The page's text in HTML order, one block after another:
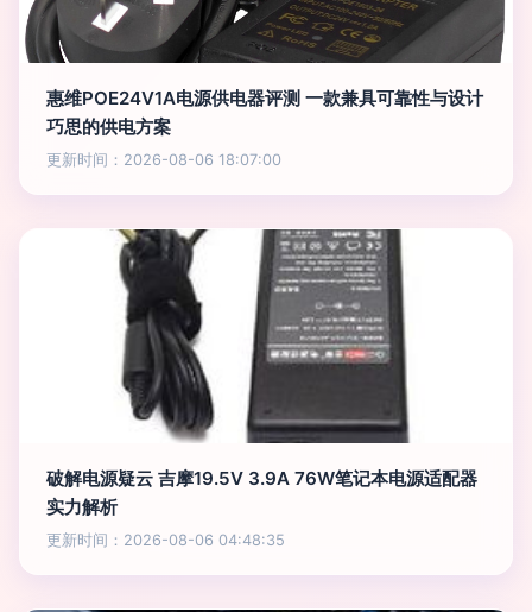
惠维POE24V1A电源供电器评测 一款兼具可靠性与设计
巧思的供电方案
更新时间：2026-08-06 18:07:00
破解电源疑云 吉摩19.5V 3.9A 76W笔记本电源适配器
实力解析
更新时间：2026-08-06 04:48:35